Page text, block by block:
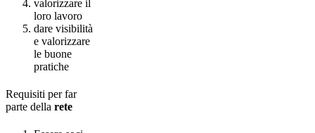
valorizzare il
loro lavoro
dare visibilità
e valorizzare
le buone
pratiche
Requisiti per far
parte della rete